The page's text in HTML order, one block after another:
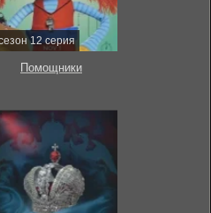
12 серия
Помощники